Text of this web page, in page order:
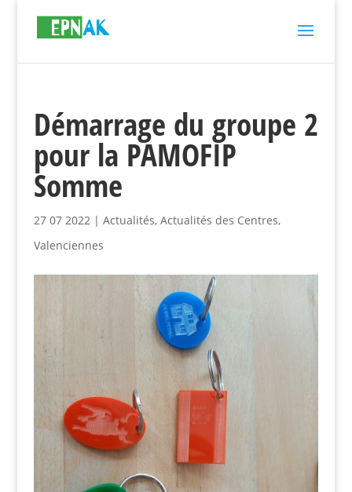
Démarrage du groupe 2
pour la PAMOFIP
Somme
27 07 2022| Actualités, Actualités des Centres,
Valenciennes